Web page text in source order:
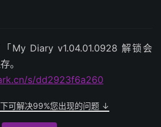
My Diary v1.04.01.0928 解锁会
。
s/dd2923f6a260
可解决99%您出现的问题 ↓